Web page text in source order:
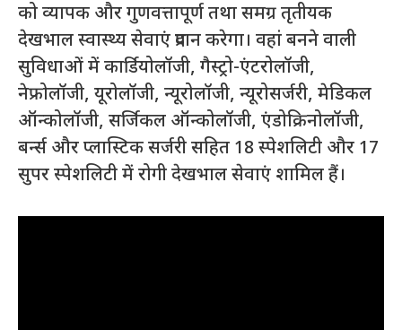
को व्यापक और गुणवत्तापूर्ण तथा समग्र तृतीयक
देखभाल स्वास्थ्य सेवाएं प्रदान करेगा। वहां बनने वाली
सुविधाओं में कार्डियोलॉजी, गैस्ट्रो-एंटरोलॉजी,
नेफ्रोलॉजी, यूरोलॉजी, न्यूरोलॉजी, न्यूरोसर्जरी, मेडिकल
ऑन्कोलॉजी, सर्जिकल ऑन्कोलॉजी, एंडोक्रिनोलॉजी,
बर्न्स और प्लास्टिक सर्जरी सहित 18 स्पेशलिटी और 17
सुपर स्पेशलिटी में रोगी देखभाल सेवाएं शामिल हैं।